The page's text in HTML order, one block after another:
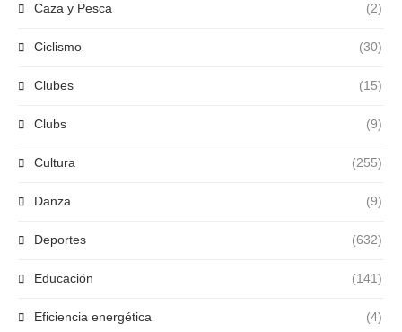
Caza y Pesca (2)
Ciclismo (30)
Clubes (15)
Clubs (9)
Cultura (255)
Danza (9)
Deportes (632)
Educación (141)
Eficiencia energética (4)